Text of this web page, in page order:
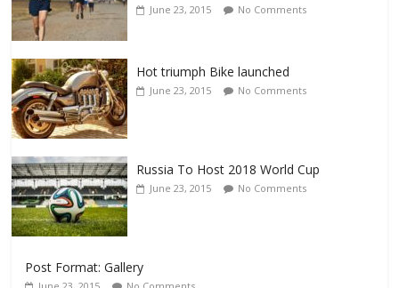
June 23, 2015 No Comments
Hot triumph Bike launched
June 23, 2015 No Comments
Russia To Host 2018 World Cup
June 23, 2015 No Comments
Post Format: Gallery